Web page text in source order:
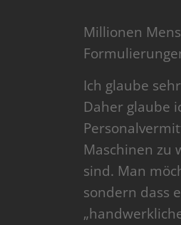
Millionen
Ich glaube
Daher glaube
Maschinen zu
sind. Man
sondern dass